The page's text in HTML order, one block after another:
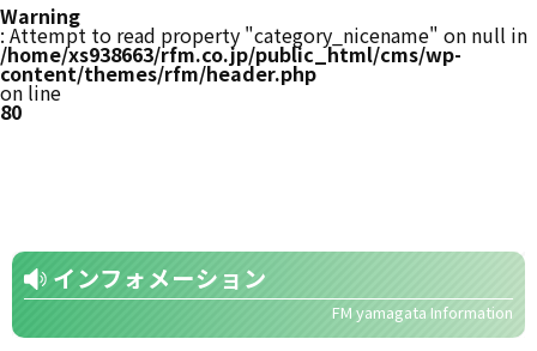
Warning
: Attempt to read property "category_nicename" on null in
/home/xs938663/rfm.co.jp/public_html/cms/wp-
content/themes/rfm/header.php
on line
80
インフォメーション
FM yamagata Information